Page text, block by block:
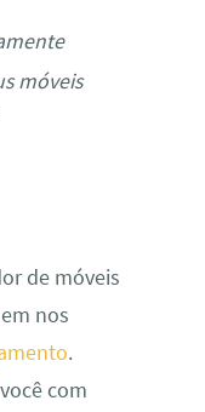
móveis
de móveis
nos
.
com